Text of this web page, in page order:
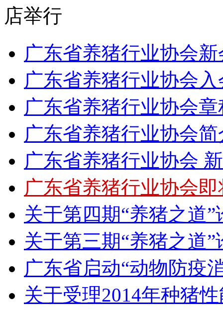
店举行
广东省养猪行业协会
广东省养猪行业协会
广东省养猪行业协会章
广东省养猪行业协会简
广东省养猪行业协会
广东省养猪行业协会
关于第四期“养猪之道
关于第三期“养猪之道
广东省启动“动物防疫
关于受理2014年种猪